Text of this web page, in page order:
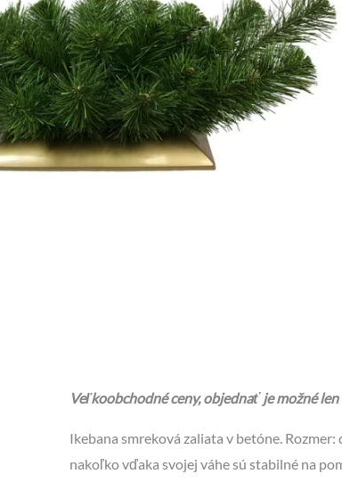
Veľkoobchodné ceny, objednať je možné len
Ikebana smreková zaliata v betóne.
nakoľko vďaka svojej váhe sú stabilné na